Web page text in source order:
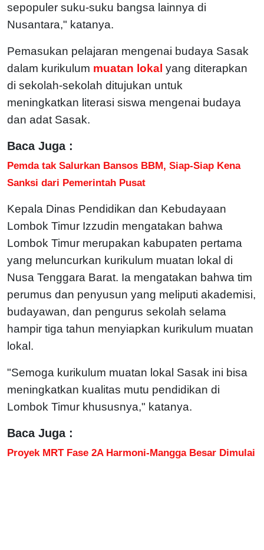
sepopuler suku-suku bangsa lainnya di
Nusantara," katanya.
Pemasukan pelajaran mengenai budaya Sasak
dalam kurikulum muatan lokal yang diterapkan
di sekolah-sekolah ditujukan untuk
meningkatkan literasi siswa mengenai budaya
dan adat Sasak.
Baca Juga :
Pemda tak Salurkan Bansos BBM, Siap-Siap Kena
Sanksi dari Pemerintah Pusat
Kepala Dinas Pendidikan dan Kebudayaan
Lombok Timur Izzudin mengatakan bahwa
Lombok Timur merupakan kabupaten pertama
yang meluncurkan kurikulum muatan lokal di
Nusa Tenggara Barat. Ia mengatakan bahwa tim
perumus dan penyusun yang meliputi akademisi,
budayawan, dan pengurus sekolah selama
hampir tiga tahun menyiapkan kurikulum muatan
lokal.
"Semoga kurikulum muatan lokal Sasak ini bisa
meningkatkan kualitas mutu pendidikan di
Lombok Timur khususnya," katanya.
Baca Juga :
Proyek MRT Fase 2A Harmoni-Mangga Besar Dimulai